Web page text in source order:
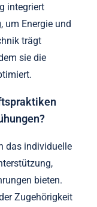
integriert
um Energie und
trägt
sie die
das individuelle
bieten.
Zugehörigkeit